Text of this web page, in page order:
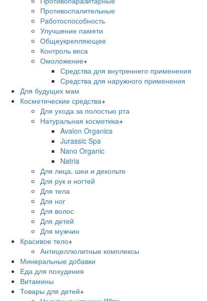
Противоспалительные
Работоспособность
Улучшение памяти
Общеукрепляющее
Контроль веса
Омоложение+
Средства для внутреннего применения
Средства для наружного применения
Для будущих мам
Косметические средства+
Для ухода за полостью рта
Натуральная косметика+
Avalon Organics
Jurassic Spa
Nano Organic
Natria
Для лица, шеи и декольте
Для рук и ногтей
Для тела
Для ног
Для волос
Для детей
Для мужчин
Красивое тело+
Антицеллюлитные комплексы
Минеральные добавки
Еда для похудения
Витамины
Товары для детей+